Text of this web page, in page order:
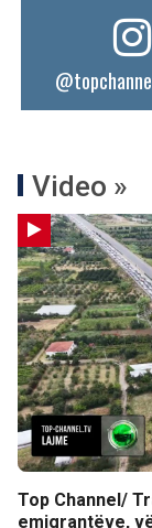
Video »
Top Channel/
emigrantëve,